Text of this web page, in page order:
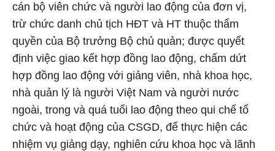
cán bộ viên chức và người lao động của đơn vị,
trừ chức danh chủ tịch HĐT và HT thuộc thẩm
quyền của Bộ trưởng Bộ chủ quản; được quyết
định việc giao kết hợp đồng lao động, chấm dứt
hợp đồng lao động với giảng viên, nhà khoa học,
nhà quản lý là người Việt Nam và người nước
ngoài, trong và quá tuổi lao động theo qui chế tổ
chức và hoạt động của CSGD, để thực hiện các
nhiệm vụ giảng dạy, nghiên cứu khoa học và lãnh